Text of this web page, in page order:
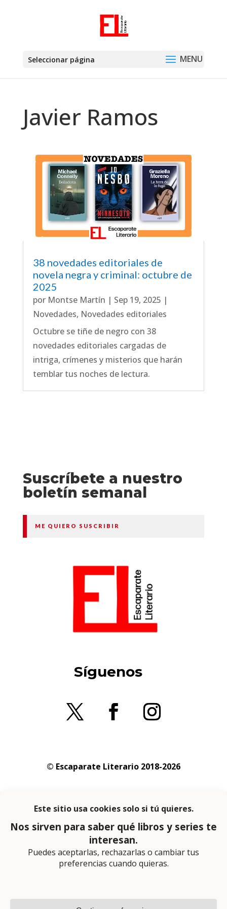
Seleccionar página
Javier Ramos
38 novedades editoriales de
novela negra y criminal: octubre de
2025
por Montse Martín | Sep 19, 2025 |
Novedades, Novedades editoriales
Octubre se tiñe de negro con 38
novedades editoriales cargadas de
intriga, crímenes y misterios que harán
temblar tus noches de lectura.
Suscríbete a nuestro
boletín semanal
ME QUIERO SUSCRIBIR
Síguenos
© Escaparate Literario 2018-2026
privacidad
En calidad de afiliado de Amazon obtengo
ingresos por las compras adscritas que